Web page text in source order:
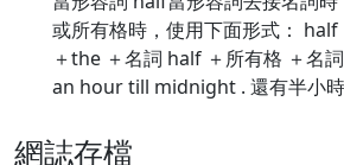
或所有格時，使用下面形式：
＋the ＋名詞 half ＋所有格 ＋名
an hour till midnight . 還有半小
網誌存檔